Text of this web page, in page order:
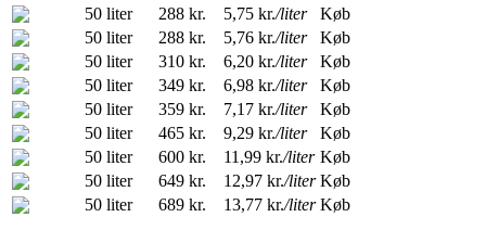
50 liter
288 kr. 5,75 kr./liter
Køb
50 liter
288 kr. 5,76 kr./liter
Køb
50 liter
310 kr. 6,20 kr./liter
Køb
50 liter
349 kr. 6,98 kr./liter
Køb
50 liter
359 kr. 7,17 kr./liter
Køb
50 liter
465 kr. 9,29 kr./liter
Køb
50 liter
600 kr. 11,99 kr./liter Køb
50 liter
649 kr. 12,97 kr./liter Køb
50 liter
689 kr. 13,77 kr./liter Køb